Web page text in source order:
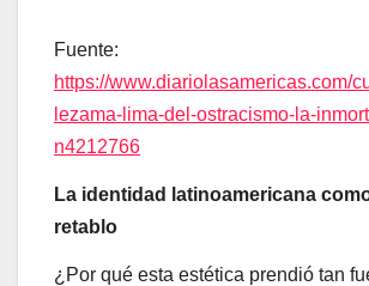
Fuente:
https://www.diariolasamericas.com/
lezama-lima-del-ostracismo-la-
n4212766
La identidad latinoamericana
retablo
¿Por qué esta estética prendió tan